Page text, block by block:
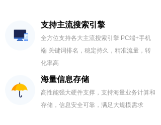
360.00元
编号：9800 360.00元
编号：9827
支持主流搜索引擎
全方位支持各大主流搜索引擎 PC端+手机
端 关键词排名，稳定持久，精准流量，转
化率高
海量信息存储
高性能强大硬件支撑，支持海量业务计算和
存储，信息安全可靠，满足大规模需求